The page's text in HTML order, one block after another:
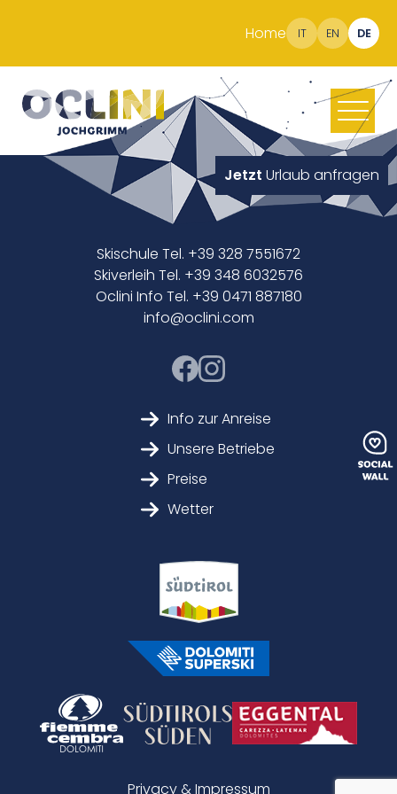
Home IT EN DE
Jetzt Urlaub anfragen
Skischule Tel. +39 328 7551672
Skiverleih Tel. +39 348 6032576
Oclini Info Tel. +39 0471 887180
info@oclini.com
Info zur Anreise
Unsere Betriebe
Preise
Wetter
Privacy & Impressum